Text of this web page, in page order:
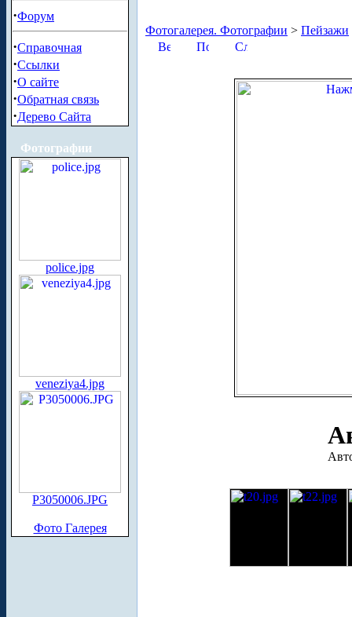
·Форум
·Справочная
·Ссылки
·О сайте
·Обратная связь
·Дерево Сайта
Фотографии
police.jpg
veneziya4.jpg
P3050006.JPG
Фото Галерея
Фотогалерея. Фотографии > Пейзажи